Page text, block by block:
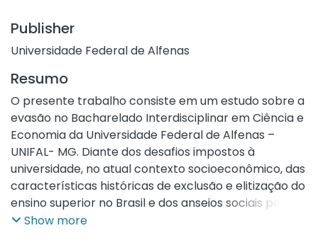
Publisher
Universidade Federal de Alfenas
Resumo
O presente trabalho consiste em um estudo sobre a
evasão no Bacharelado Interdisciplinar em Ciência e
Economia da Universidade Federal de Alfenas –
UNIFAL- MG. Diante dos desafios impostos à
universidade, no atual contexto socioeconômico, das
características históricas de exclusão e elitização do
ensino superior no Brasil e dos anseios sociais pela
sua democratização, a pesquisa aborda a evasão
Show more